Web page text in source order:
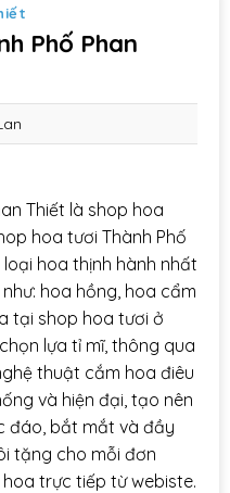
Phố Phan
Thiết là shop hoa
hoa tươi Thành Phố
hoa thịnh hành nhất
hoa hồng, hoa cẩm
tại shop hoa tươi ở
lựa tỉ mĩ, thông qua
thuật cắm hoa điêu
và hiện đại, tạo nên
đáo, bắt mắt và đầy
tặng cho mỗi đơn
trực tiếp từ webiste.